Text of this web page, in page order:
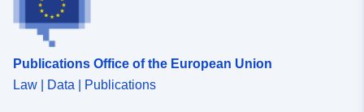
Publications Office of the European Union
Law | Data | Publications